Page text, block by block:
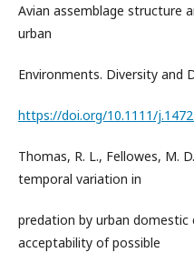
Avian assemblage structure
urban
Environments. Diversity and
https://doi.org/10.1111/
Thomas, R. L., Fellowes, M.
temporal variation in
predation by urban domestic
acceptability of possible